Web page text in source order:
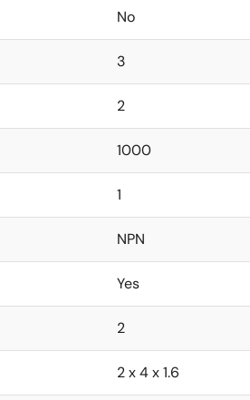
No
3
2
1000
1
NPN
Yes
2
2 x 4 x 1.6